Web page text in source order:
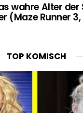
wahre Alter
(Maze Runner 3,
TOP KOMISCH